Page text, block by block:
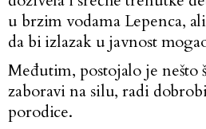
u brzim vodama Lepenca,
da bi izlazak u javnost
Međutim, postojalo je nešto
zaboravi na silu, radi
porodice.